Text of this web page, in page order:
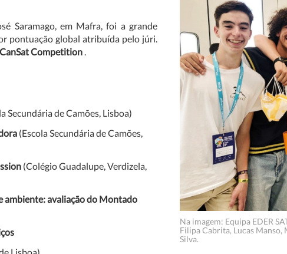
Saramago, em Mafra, foi a grande
pontuação global atribuída pelo júri.
Competition .
Secundária de Camões, Lisboa)
(Escola Secundária de Camões,
(Colégio Guadalupe, Verdizela,
ambiente: avaliação do Montado
Na imagem: Equipa EDER
Filipa Cabrita, Lucas Manso,
Silva.